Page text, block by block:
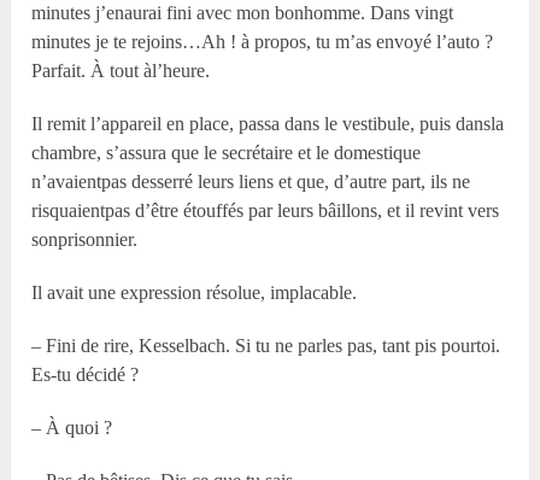
minutes j’enaurai fini avec mon bonhomme. Dans vingt
minutes je te rejoins…Ah ! à propos, tu m’as envoyé l’auto ?
Parfait. À tout àl’heure.
Il remit l’appareil en place, passa dans le vestibule, puis dansla
chambre, s’assura que le secrétaire et le domestique
n’avaientpas desserré leurs liens et que, d’autre part, ils ne
risquaientpas d’être étouffés par leurs bâillons, et il revint vers
sonprisonnier.
Il avait une expression résolue, implacable.
– Fini de rire, Kesselbach. Si tu ne parles pas, tant pis pourtoi.
Es-tu décidé ?
– À quoi ?